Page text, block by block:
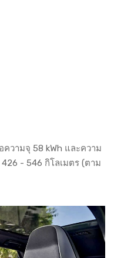
วามจุ 58 kWh และความ
426 - 546 กิโลเมตร (ตาม